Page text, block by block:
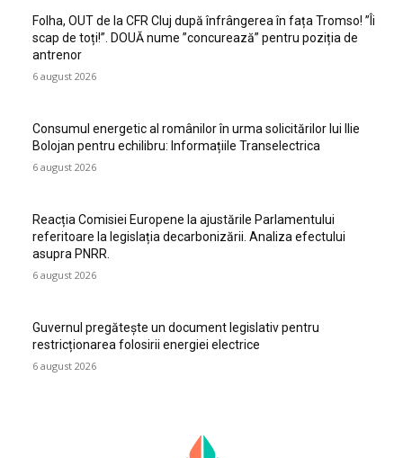
Folha, OUT de la CFR Cluj după înfrângerea în fața Tromso! ”Îi
scap de toți!”. DOUĂ nume ”concurează” pentru poziția de
antrenor
6 august 2026
Consumul energetic al românilor în urma solicitărilor lui Ilie
Bolojan pentru echilibru: Informațiile Transelectrica
6 august 2026
Reacția Comisiei Europene la ajustările Parlamentului
referitoare la legislația decarbonizării. Analiza efectului
asupra PNRR.
6 august 2026
Guvernul pregătește un document legislativ pentru
restricționarea folosirii energiei electrice
6 august 2026